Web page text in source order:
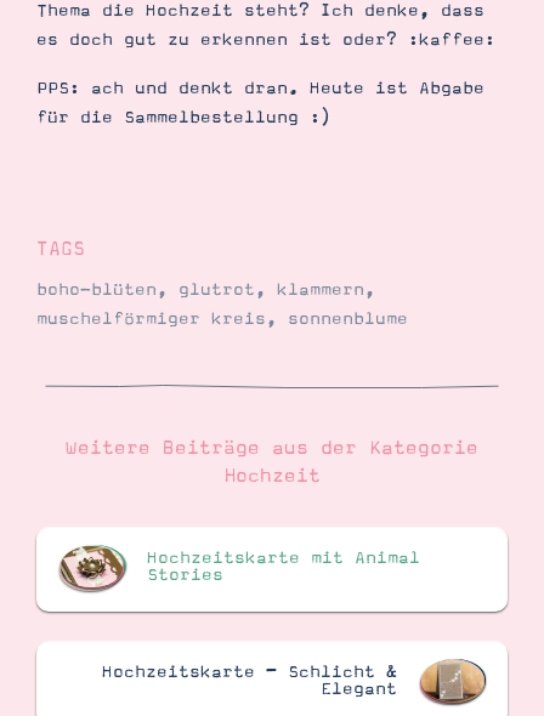
Thema die Hochzeit steht? Ich denke, dass
es doch gut zu erkennen ist oder? :kaffee:
PPS: ach und denkt dran. Heute ist Abgabe
für die Sammelbestellung :)
TAGS
boho-blüten, glutrot, klammern,
muschelförmiger kreis, sonnenblume
Weitere Beiträge aus der Kategorie
Hochzeit
Hochzeitskarte mit Animal
Stories
Hochzeitskarte – Schlicht &
Elegant